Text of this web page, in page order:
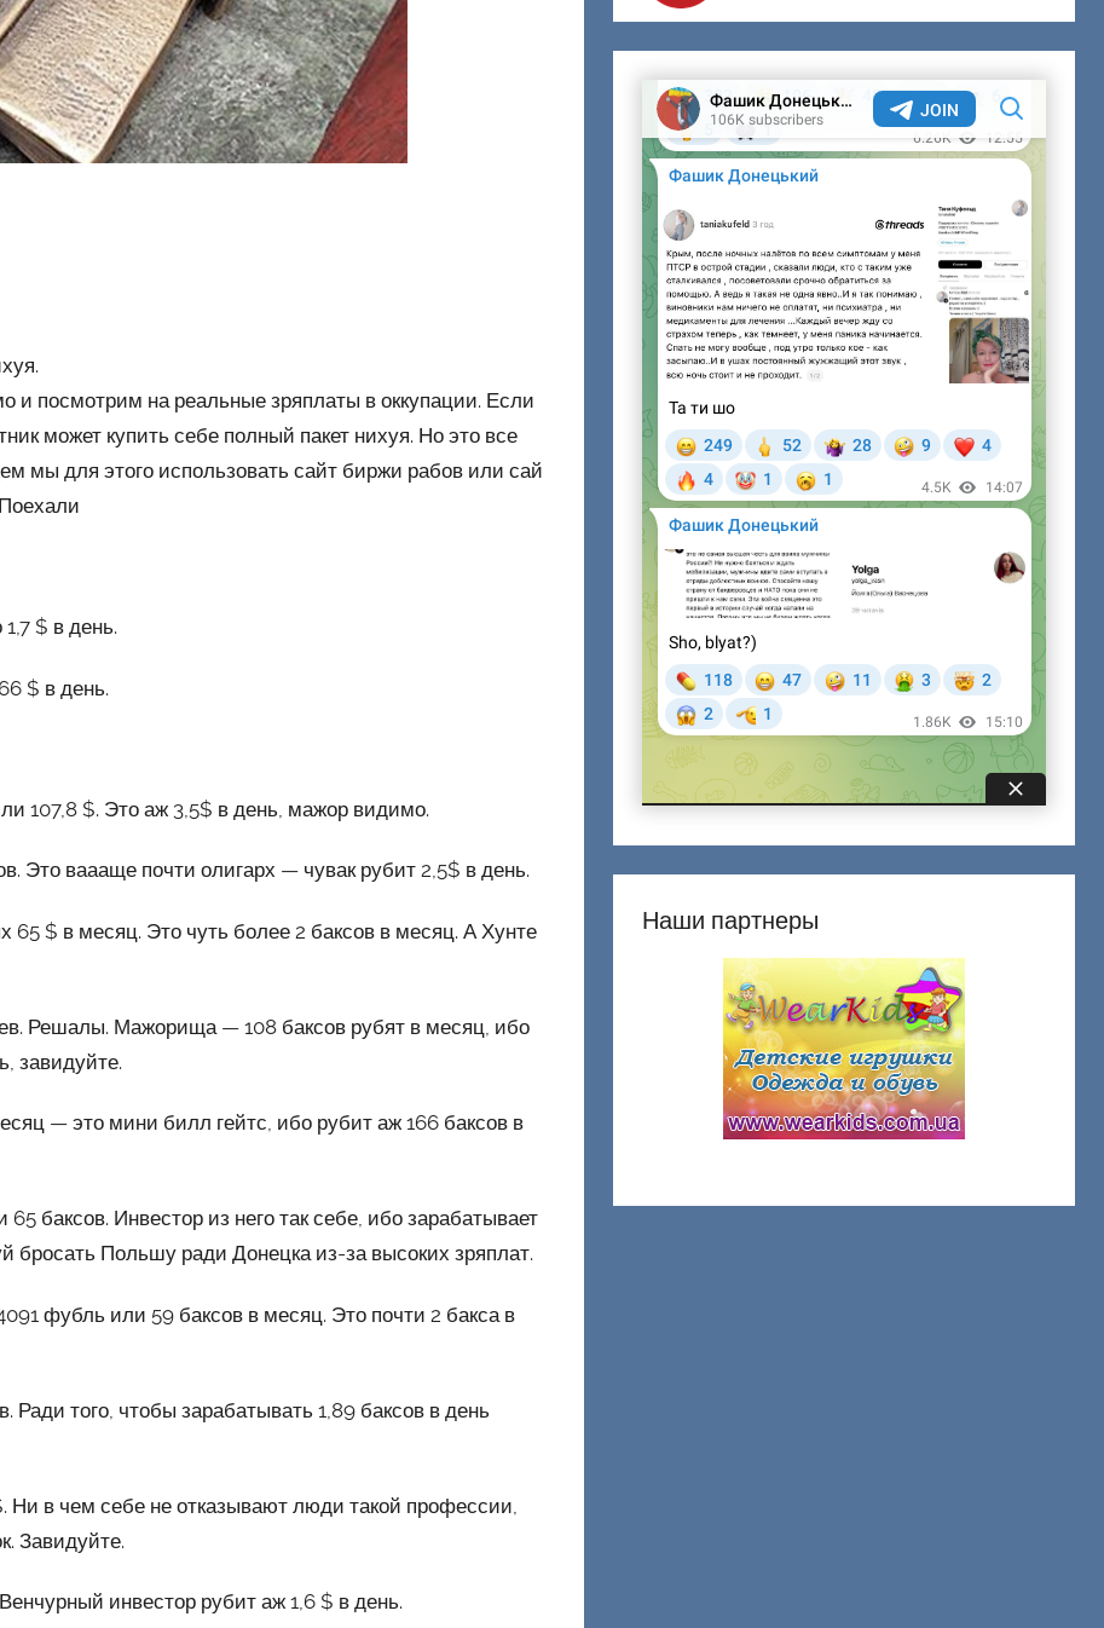
и посмотрим на реальные зряплаты в оккупации. Если
может купить себе полный пакет нихуя. Но это все
мы для этого использовать сайт биржи рабов или сай
$ в день.
$ в день.
107,8 $. Это аж 3,5$ в день, мажор видимо.
Это ваааще почти олигарх — чувак рубит 2,5$ в день.
$ в месяц. Это чуть более 2 баксов в месяц. А Хунте
Решалы. Мажорища — 108 баксов рубят в месяц, ибо
завидуйте.
— это мини билл гейтс, ибо рубит аж 166 баксов в
баксов. Инвестор из него так себе, ибо зарабатывает
бросать Польшу ради Донецка из-за высоких зряплат.
фубль или 59 баксов в месяц. Это почти 2 бакса в
того, чтобы зарабатывать 1,89 баксов в день
в чем себе не отказывают люди такой профессии,
Завидуйте.
инвестор рубит аж 1,6 $ в день.
Наши партнеры